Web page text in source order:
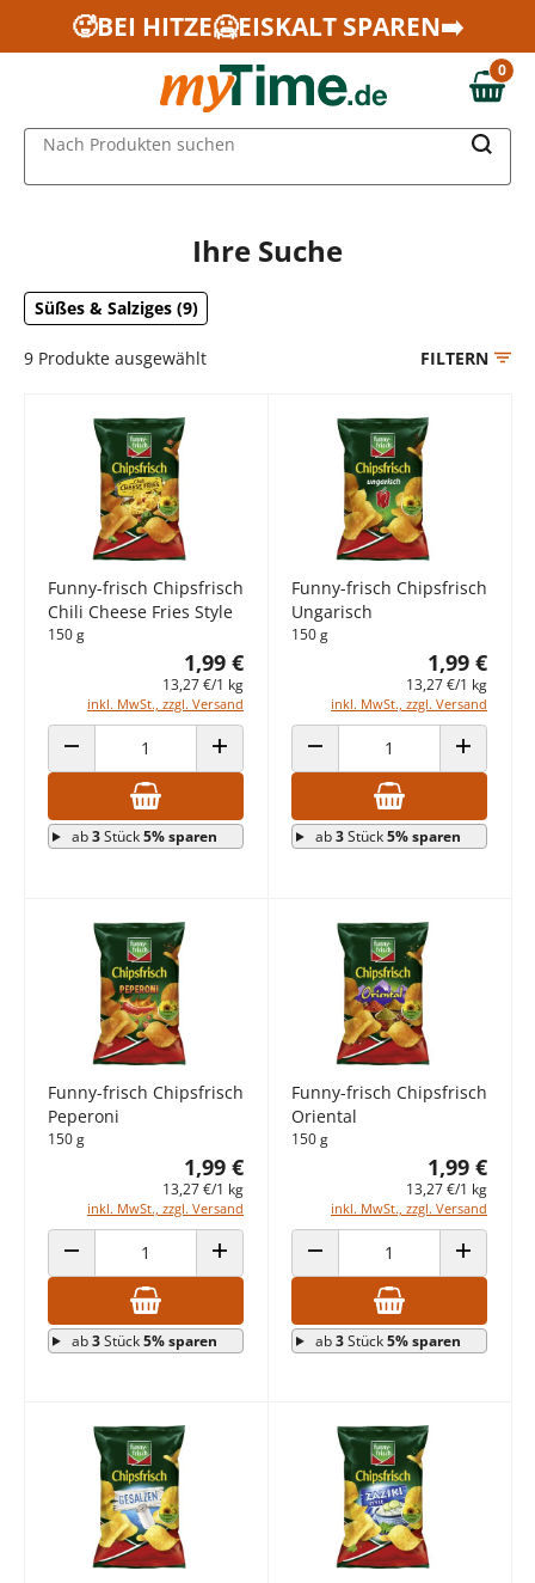
Zum Hauptinhalt springen
Zur Navigation springen
Zur Suche springen
🥵BEI HITZE🥶EISKALT SPAREN➡️
0,00 €
0
Nach Produkten suchen
Ihre Suche
Süßes & Salziges (9)
9 Produkte ausgewählt FILTERN
Funny-frisch Chipsfrisch
Chili Cheese Fries Style
150 g
1,99 €
13,27 €/1 kg
inkl. MwSt., zzgl. Versand
ANZAHL VERRINGERN ANZAHL ERHÖHEN
ab3Stück5% sparen
Funny-frisch Chipsfrisch
Ungarisch
150 g
1,99 €
13,27 €/1 kg
inkl. MwSt., zzgl. Versand
ANZAHL VERRINGERN ANZAHL
ab3Stück5% sparen
Funny-frisch Chipsfrisch
Peperoni
150 g
1,99 €
13,27 €/1 kg
inkl. MwSt., zzgl. Versand
ANZAHL VERRINGERN ANZAHL ERHÖHEN
ab3Stück5% sparen
Funny-frisch Chipsfrisch
Oriental
150 g
1,99 €
13,27 €/1 kg
inkl. MwSt., zzgl. Versand
ANZAHL VERRINGERN ANZAHL
ab3Stück5% sparen